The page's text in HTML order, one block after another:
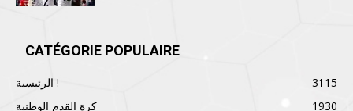
CATÉGORIE POPULAIRE
الرئيسية !
3115
كرة القدم الوطنية
1930